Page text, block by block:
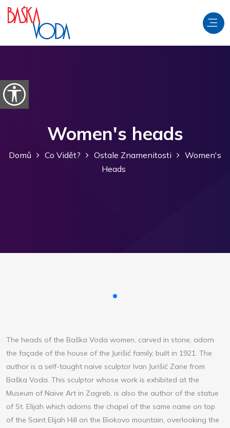
Přeskočit na obsah
Otevřít možnosti usnadnění
Women's heads
Domů Co Vidět? Ostale Znamenitosti
Women's
Heads
The heads of the Baška Voda women, carved in stone, adorn
the façade of the house of the Jurišić family, built in 1921. The
author is a self-taught naive sculptor Ivan Jurišić Zane from
Baška Voda. This sculptor whose work is exhibited at the
Museum of Naive Art in Zagreb, is also the author of the statue
of St. Elijah which adorns the chapel of the same name on top
of the Saint Elijah Hill on the Biokovo mountain, overlooking the